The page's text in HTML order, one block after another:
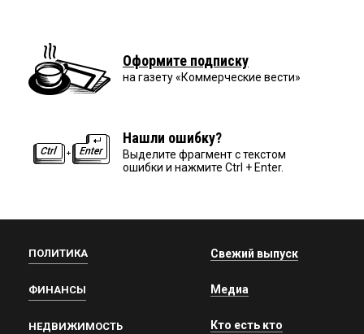
Оформите подписку
на газету «Коммерческие вести»
Нашли ошибку?
Выделите фрагмент с текстом
ошибки и нажмите Ctrl + Enter.
ПОЛИТИКА
ФИНАНСЫ
НЕДВИЖИМОСТЬ
Свежий выпуск
Медиа
Кто есть кто